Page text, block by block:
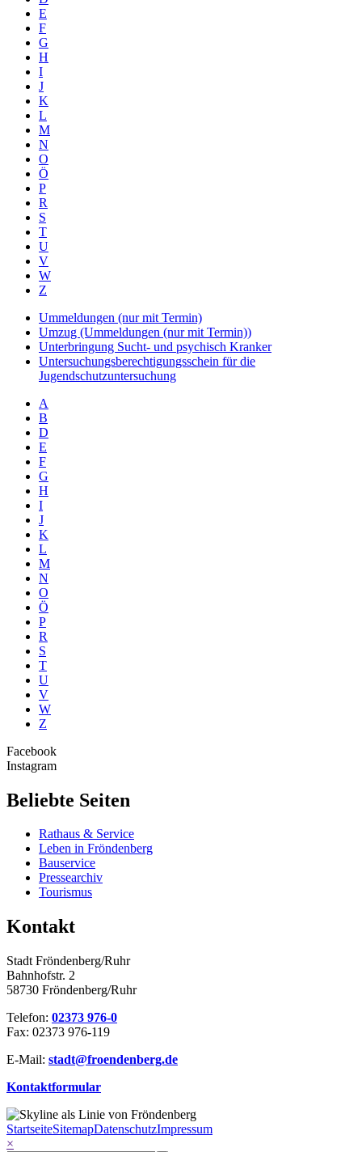
E
F
G
H
I
J
K
L
M
N
O
Ö
P
R
S
T
U
V
W
Z
Ummeldungen (nur mit Termin)
Umzug (Ummeldungen (nur mit Termin))
Unterbringung Sucht- und psychisch Kranker
Untersuchungsberechtigungsschein für die
Jugendschutzuntersuchung
A
B
D
E
F
G
H
I
J
K
L
M
N
O
Ö
P
R
S
T
U
V
W
Z
Facebook
Instagram
Beliebte Seiten
Rathaus & Service
Leben in Fröndenberg
Bauservice
Pressearchiv
Tourismus
Kontakt
Stadt Fröndenberg/Ruhr
Bahnhofstr. 2
58730 Fröndenberg/Ruhr
Telefon: 02373 976-0
Fax: 02373 976-119
E-Mail: stadt@​froendenberg.de
Kontaktformular
StartseiteSitemapDatenschutzImpressum
×